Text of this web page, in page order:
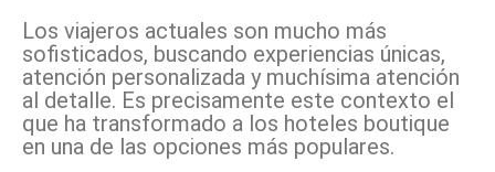
Los viajeros actuales son mucho más
sofisticados, buscando experiencias únicas,
atención personalizada y muchísima atención
al detalle. Es precisamente este contexto el
que ha transformado a los hoteles boutique
en una de las opciones más populares.